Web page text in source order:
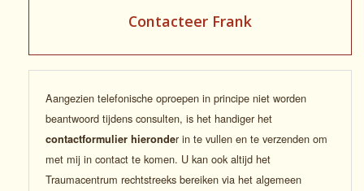
Contacteer Frank
Aangezien telefonische oproepen in principe niet worden
beantwoord tijdens consulten, is het handiger het
contactformulier hieronder in te vullen en te verzenden om
met mij in contact te komen. U kan ook altijd het
Traumacentrum rechtstreeks bereiken via het algemeen